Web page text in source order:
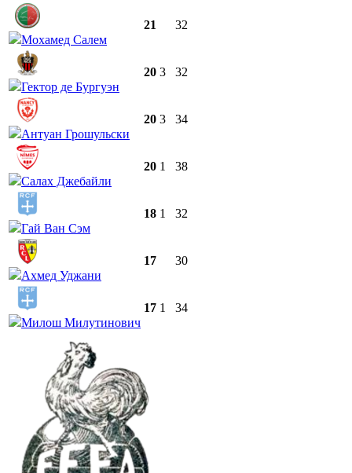
Мохамед Салем
21 32
Гектор де Бургуэн
20 3 32
Антуан Грошульски
20 3 34
Салах Джебайли
20 1 38
Гай Ван Сэм
18 1 32
Ахмед Уджани
17 30
Милош Милутинович
17 1 34